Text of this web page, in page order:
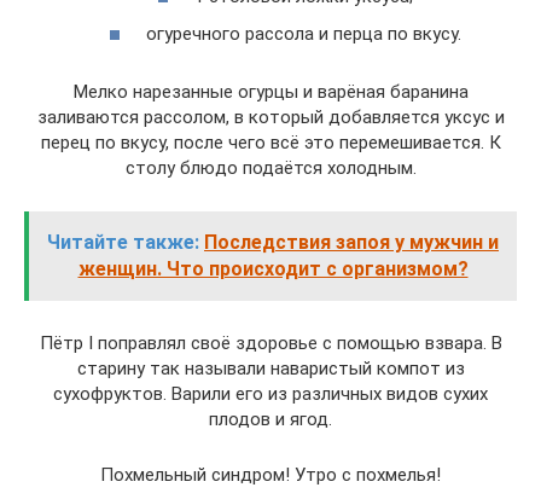
огуречного рассола и перца по вкусу.
Мелко нарезанные огурцы и варёная баранина
заливаются рассолом, в который добавляется уксус и
перец по вкусу, после чего всё это перемешивается. К
столу блюдо подаётся холодным.
Читайте также: Последствия запоя у мужчин и
женщин. Что происходит с организмом?
Пётр I поправлял своё здоровье с помощью взвара. В
старину так называли наваристый компот из
сухофруктов. Варили его из различных видов сухих
плодов и ягод.
Похмельный синдром! Утро с похмелья!